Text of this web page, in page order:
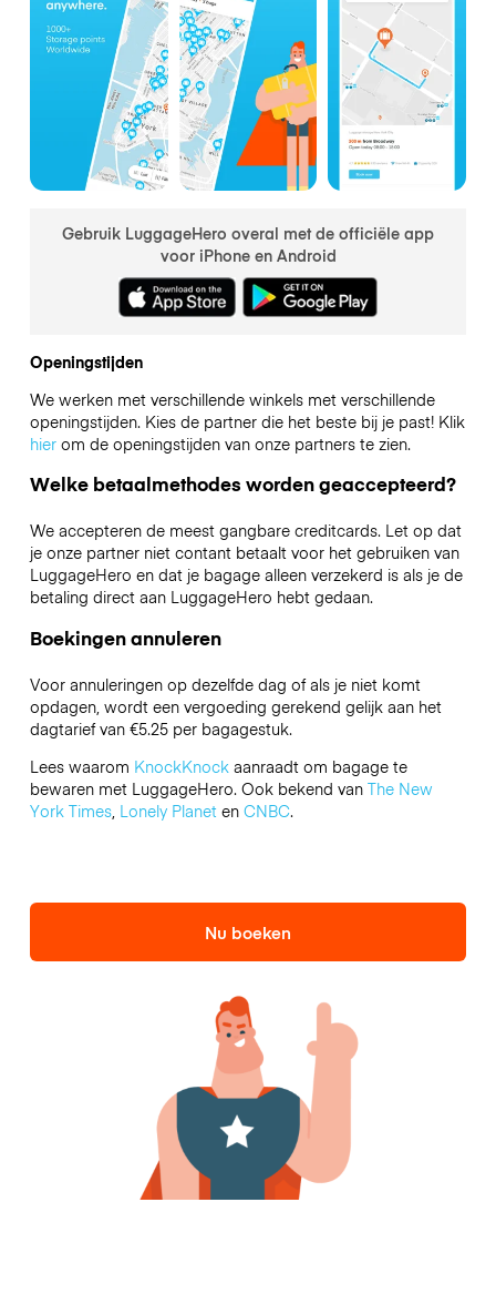
Gebruik LuggageHero overal met de officiële app
voor iPhone en Android
Openingstijden
We werken met verschillende winkels met verschillende
openingstijden. Kies de partner die het beste bij je past! Klik
hierom de openingstijden van onze partners te zien.
Welke betaalmethodes worden geaccepteerd?
We accepteren de meest gangbare creditcards. Let op dat
je onze partner niet contant betaalt voor het gebruiken van
LuggageHero en dat je bagage alleen verzekerd is als je de
betaling direct aan LuggageHero hebt gedaan.
Boekingen annuleren
Voor annuleringen op dezelfde dag of als je niet komt
opdagen, wordt een vergoeding gerekend gelijk aan het
dagtarief van €5.25 per bagagestuk.
Lees waarom KnockKnockaanraadt om bagage te
bewaren met LuggageHero. Ook bekend van The New
York Times, Lonely Planeten CNBC.
Nu boeken